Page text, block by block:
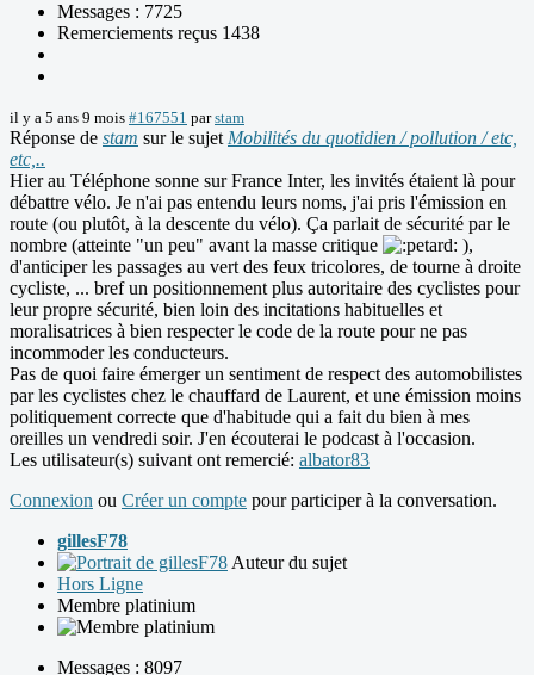
Messages : 7725
Remerciements reçus 1438
il y a 5 ans 9 mois #167551 parstam
Réponse de stam sur le sujet Mobilités du quotidien / pollution / etc,
etc,..
Hier au Téléphone sonne sur France Inter, les invités étaient là pour
débattre vélo. Je n'ai pas entendu leurs noms, j'ai pris l'émission en
route (ou plutôt, à la descente du vélo). Ça parlait de sécurité par le
nombre (atteinte "un peu" avant la masse critique
),
d'anticiper les passages au vert des feux tricolores, de tourne à droite
cycliste, ... bref un positionnement plus autoritaire des cyclistes pour
leur propre sécurité, bien loin des incitations habituelles et
moralisatrices à bien respecter le code de la route pour ne pas
incommoder les conducteurs.
Pas de quoi faire émerger un sentiment de respect des automobilistes
par les cyclistes chez le chauffard de Laurent, et une émission moins
politiquement correcte que d'habitude qui a fait du bien à mes
oreilles un vendredi soir. J'en écouterai le podcast à l'occasion.
Les utilisateur(s) suivant ont remercié: albator83
Connexion ou Créer un compte pour participer à la conversation.
gillesF78
Auteur du sujet
Hors Ligne
Membre platinium
Messages : 8097